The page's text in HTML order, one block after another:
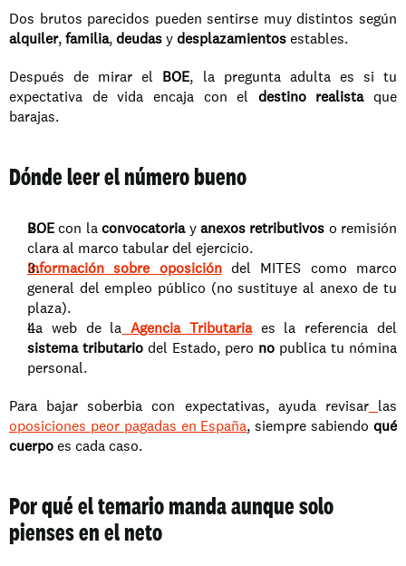
alquiler, familia, deudas y desplazamientos estables.
Después de mirar el BOE, la pregunta adulta es si tu
expectativa de vida encaja con el destino realista que
barajas.
Dónde leer el número bueno
BOE con la convocatoria y anexos retributivos o remisión
clara al marco tabular del ejercicio.
Información sobre oposición del MITES como marco
general del empleo público (no sustituye al anexo de tu
plaza).
La web de la Agencia Tributaria
sistema tributario del Estado, pero no publica tu nómina
personal.
Para bajar soberbia con expectativas, ayuda revisar
oposiciones peor pagadas en España, siempre sabiendo qué
cuerpo es cada caso.
Por qué el temario manda aunque solo
pienses en el neto